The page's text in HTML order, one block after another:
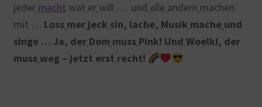
jedermacht wat er will …. und alle andern machen
mit … Loss mer jeck sin, lache, Musik mache und
singe … Ja, der Dom muss Pink! Und Woelki, der
muss weg – jetzt erst recht!